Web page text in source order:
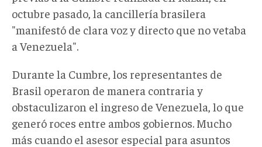
octubre pasado, la cancillería brasilera
"manifestó de clara voz y directo que no vetaba
a Venezuela".
Durante la Cumbre, los representantes de
Brasil operaron de manera contraria y
obstaculizaron el ingreso de Venezuela, lo que
generó roces entre ambos gobiernos. Mucho
más cuando el asesor especial para asuntos